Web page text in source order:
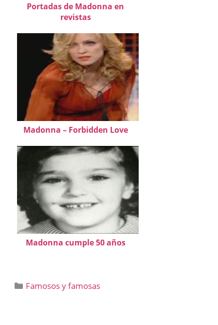
Portadas de Madonna en
revistas
Madonna – Forbidden Love
Madonna cumple 50 años
Categorías
Famosos y famosas